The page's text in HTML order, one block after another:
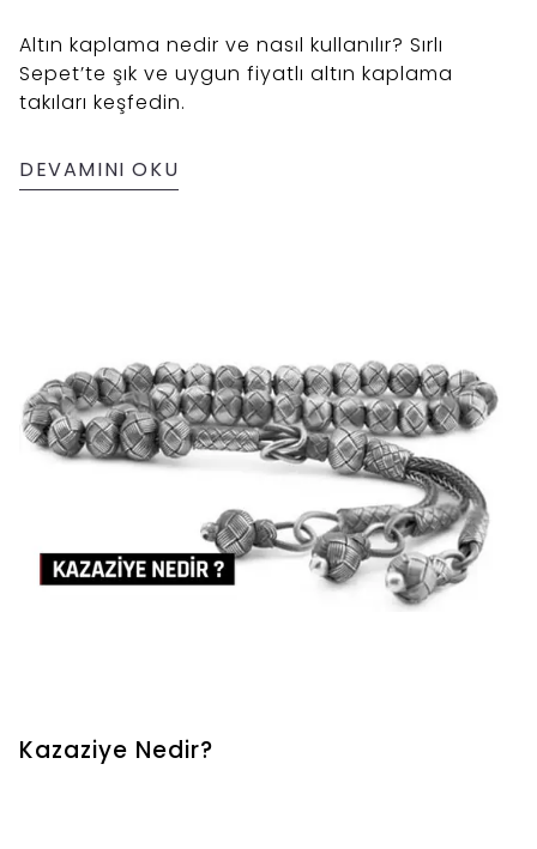
Altın kaplama nedir ve nasıl kullanılır? Sırlı
Sepet’te şık ve uygun fiyatlı altın kaplama
takıları keşfedin.
DEVAMINI OKU
Kazaziye Nedir?